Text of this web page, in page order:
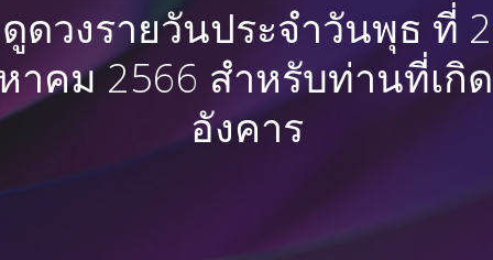
ดูดวงรายวันประจำวันพุธ ที่ 2
าคม 2566 สำหรับท่านที่เกิ
อังคาร